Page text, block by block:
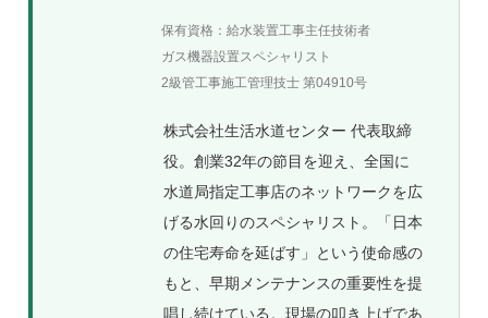
保有資格：給水装置工事主任技術者
ガス機器設置スペシャリスト
2級管工事施工管理技士 第04910号
株式会社生活水道センター 代表取締
役。創業32年の節目を迎え、全国に
水道局指定工事店のネットワークを広
げる水回りのスペシャリスト。「日本
の住宅寿命を延ばす」という使命感の
もと、早期メンテナンスの重要性を提
唱し続けている。現場の叩き上げであ